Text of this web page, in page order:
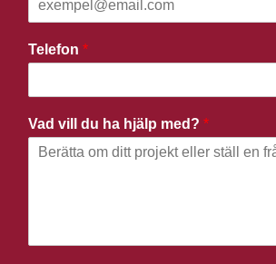
Telefon *
Vad vill du ha hjälp med? *